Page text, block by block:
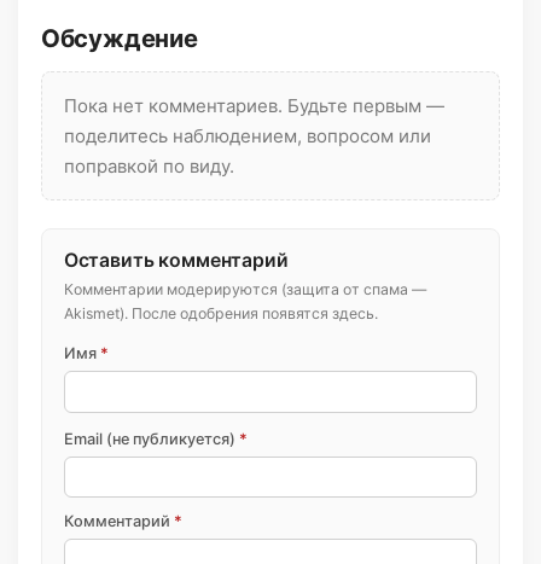
Обсуждение
Пока нет комментариев. Будьте первым —
поделитесь наблюдением, вопросом или
поправкой по виду.
Оставить комментарий
Комментарии модерируются (защита от спама —
Akismet). После одобрения появятся здесь.
Имя *
Email (не публикуется) *
Комментарий *